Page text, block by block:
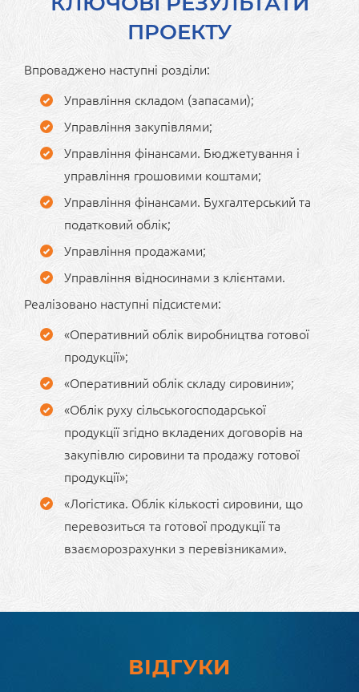
ПРОЕКТУ
Впроваджено наступні розділи:
Управління складом (запасами);
Управління закупівлями;
Управління фінансами. Бюджетування і
управління грошовими коштами;
Управління фінансами. Бухгалтерський та
податковий облік;
Управління продажами;
Управління відносинами з клієнтами.
Реалізовано наступні підсистеми:
«Оперативний облік виробництва готової
продукції»;
«Оперативний облік складу сировини»;
«Облік руху сільськогосподарської
продукції згідно вкладених договорів на
закупівлю сировини та продажу готової
продукції»;
«Логістика. Облік кількості сировини, що
перевозиться та готової продукції та
взаєморозрахунки з перевізниками».
ВІДГУКИ